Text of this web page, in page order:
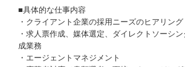
■具体的な仕事内容
・クライアント企業の採用ニーズのヒアリン
・求人票作成、媒体選定、ダイレクトソーシ
成業務
・エージェントマネジメント